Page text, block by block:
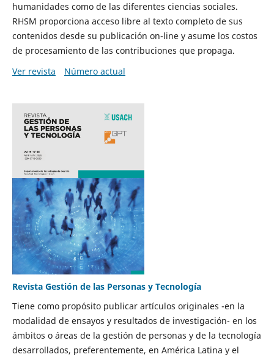
humanidades como de las diferentes ciencias sociales.
RHSM proporciona acceso libre al texto completo de sus
contenidos desde su publicación on-line y asume los costos
de procesamiento de las contribuciones que propaga.
Ver revista
Número actual
Revista Gestión de las Personas y Tecnología
Tiene como propósito publicar artículos originales -en la
modalidad de ensayos y resultados de investigación- en los
ámbitos o áreas de la gestión de personas y de la tecnología
desarrollados, preferentemente, en América Latina y el